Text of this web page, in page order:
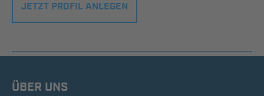
JETZT PROFIL ANLEGEN
ÜBER UNS